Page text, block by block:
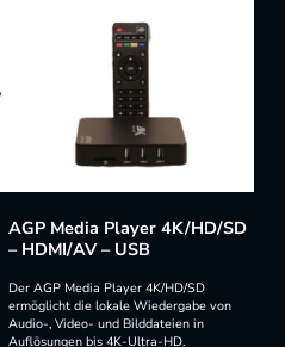
AGP Media Player 4K/HD/SD
– HDMI/AV – USB
Der AGP Media Player 4K/HD/SD
ermöglicht die lokale Wiedergabe von
Audio-, Video- und Bilddateien in
Auflösungen bis 4K-Ultra-HD.